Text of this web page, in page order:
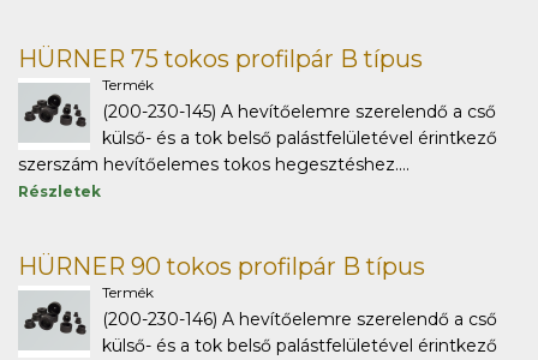
HÜRNER 75 tokos profilpár B típus
Termék
(200-230-145) A hevítőelemre szerelendő a cső
külső- és a tok belső palástfelületével érintkező
szerszám hevítőelemes tokos hegesztéshez....
Részletek
HÜRNER 90 tokos profilpár B típus
Termék
(200-230-146) A hevítőelemre szerelendő a cső
külső- és a tok belső palástfelületével érintkező